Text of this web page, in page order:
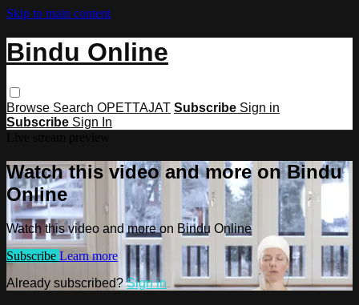
Skip to main content
Bindu Online
Browse Search OPETTAJAT Subscribe Sign in
Subscribe Sign In
Watch this video and more on Bindu
Online
Watch this video and more on Bindu Online
Subscribe Learn more
Already subscribed?Sign in